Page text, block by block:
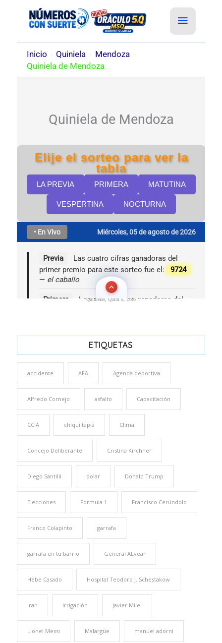
Quinielas, Quini 6, Loto
ETIQUETAS
accidente AFA Agenda deportiva
Alfredo Cornejo asfalto Capacitación
CCIA chiqui tapia Clima
Concejo Deliberante Cristina Kirchner
Diego Santilli dolar Donald Trump
Elecciones Formula 1 Francisco Cerúndolo
Franco Colapinto garrafa
garrafa en tu barrio General ALvear
Hebe Casado Hospital Teodoro J. Schestakow
Iran Irrigación Javier Milei
Lionel Messi Malargüe manuel adorni